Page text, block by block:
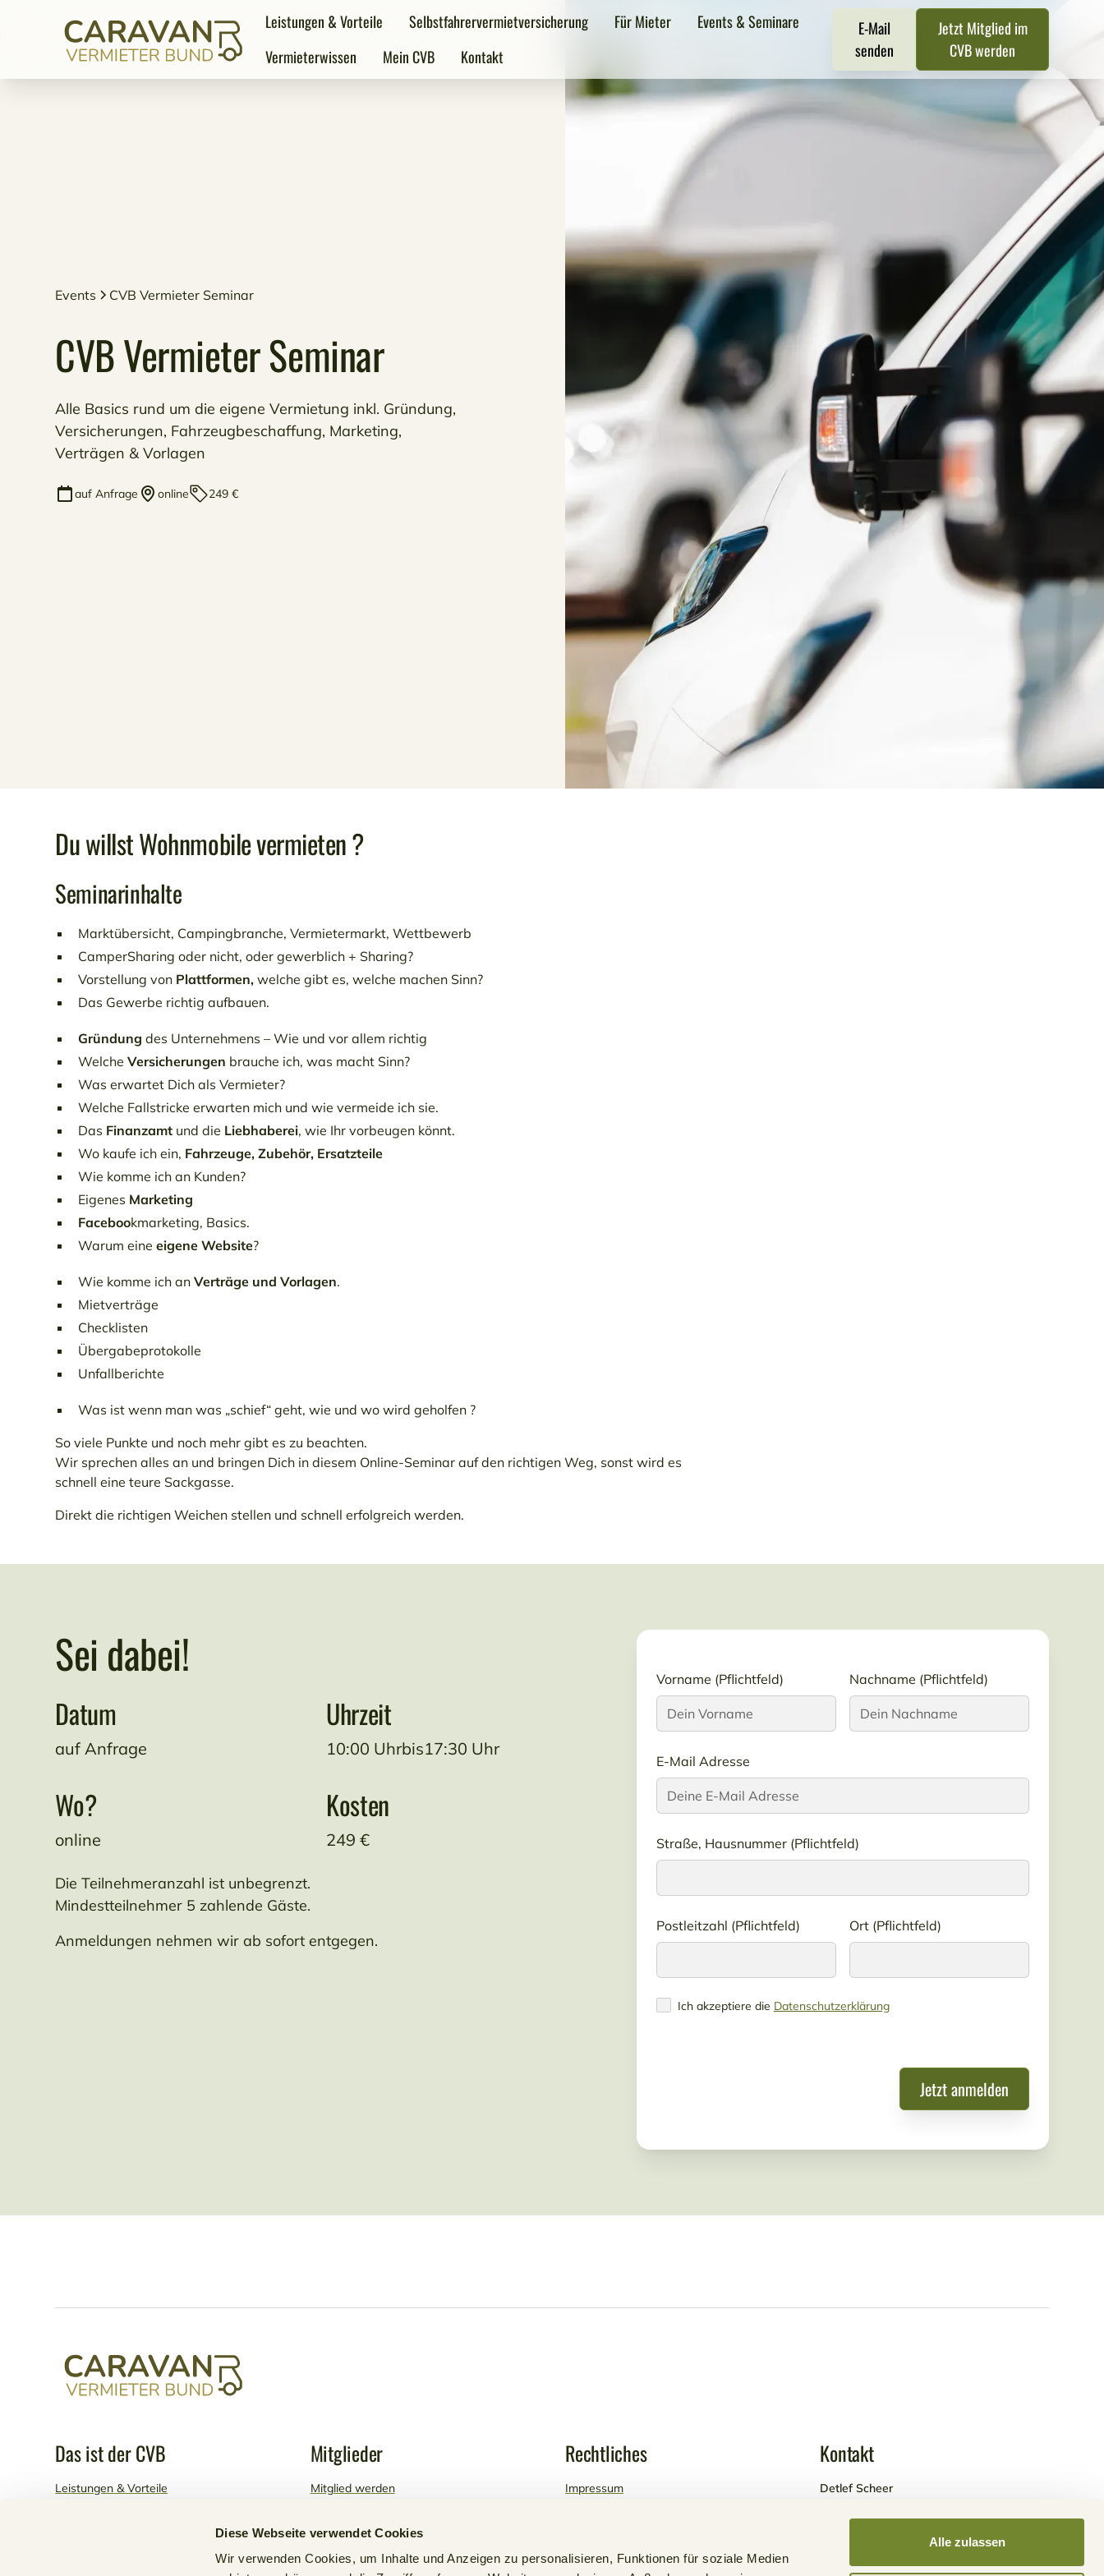
Diese Webseite verwendet Cookies
Wir verwenden Cookies, um Inhalte und Anzeigen zu personalisieren, Funktionen für soziale Medien
Alle zulassen
Leistungen & Vorteile Selbstfahrervermietversicherung Für Mieter
Events & Seminare
Vermieterwissen
Mein CVB Kontakt
E-Mail
senden
Jetzt Mitglied im
CVB werden
Events CVB Vermieter Seminar
CVB Vermieter Seminar
Alle Basics rund um die eigene Vermietung inkl. Gründung,
Versicherungen, Fahrzeugbeschaffung, Marketing,
Verträgen & Vorlagen
auf Anfrage online 249 €
Du willst Wohnmobile vermieten ?
Seminarinhalte
Marktübersicht, Campingbranche, Vermietermarkt, Wettbewerb
CamperSharing oder nicht, oder gewerblich + Sharing?
Vorstellung von Plattformen, welche gibt es,welche machen Sinn?
Das Gewerbe richtig aufbauen.
Gründung des Unternehmens –Wie und vor allem richtig
WelcheVersicherungen brauche ich, was macht Sinn?
Was erwartet Dich als Vermieter?
Welche Fallstricke erwarten mich und wie vermeide ich sie.
Das Finanzamt und die Liebhaberei, wie Ihr vorbeugen könnt.
Wo kaufe ich ein, Fahrzeuge, Zubehör, Ersatzteile
Wie komme ich an Kunden?
Eigenes Marketing
Facebookmarketing, Basics.
Warum eineeigene Website?
Wie komme ich anVerträge und Vorlagen.
Mietverträge
Checklisten
Übergabeprotokolle
Unfallberichte
Was ist wenn man was „schief“ geht, wie und wo wird geholfen ?
So viele Punkte und noch mehr gibt es zu beachten.
Wir sprechen alles an und bringen Dich in diesem Online-Seminar auf den richtigen Weg, sonst wird es
schnell eine teure Sackgasse.
Direkt die richtigen Weichen stellen und schnell erfolgreich werden.
Sei dabei!
Datum
auf Anfrage
Uhrzeit
10:00 Uhrbis17:30 Uhr
Wo?
online
Kosten
249 €
Die Teilnehmeranzahl ist unbegrenzt.
Mindestteilnehmer 5 zahlende Gäste.
Anmeldungen nehmen wir ab sofort entgegen.
Vorname (Pflichtfeld) Nachname (Pflichtfeld)
E-Mail Adresse
Straße, Hausnummer (Pflichtfeld)
Postleitzahl (Pflichtfeld) Ort (Pflichtfeld)
Ich akzeptiere die Datenschutzerklärung
Das ist der CVB
Leistungen & Vorteile
Mitglieder
Mitglied werden
Rechtliches
Impressum
Kontakt
Detlef Scheer
Telefon: +49 172 21 111 89
info@caravan-vermieter-bund.de